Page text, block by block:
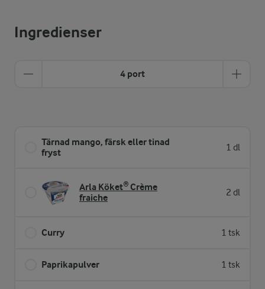
Ingredienser
4 port
Tärnad mango, färsk eller tinad
fryst
1 dl
Arla Köket® Crème
fraiche
2 dl
Curry 1 tsk
Paprikapulver 1 tsk